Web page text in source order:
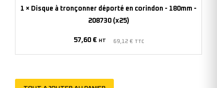
corindon
-
1 × Disque à tronçonner déporté en corindon - 180mm -
208730 (x25)
57,60 € HT 69,12 € TTC